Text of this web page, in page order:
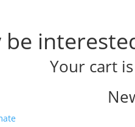
be
Your cart